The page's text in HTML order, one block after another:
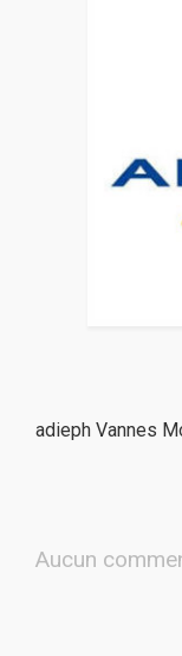
adieph Vannes
Aucun